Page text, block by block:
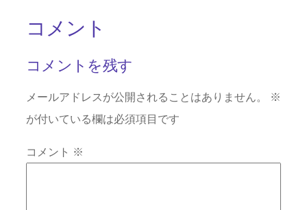
コメント
コメントを残す
メールアドレスが公開されることはありません。
※
が付いている欄は必須項目です
コメント ※